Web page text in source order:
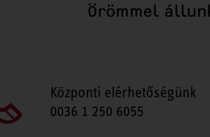
Örömmel
Központi elérhetőségünk
0036 1 250 6055